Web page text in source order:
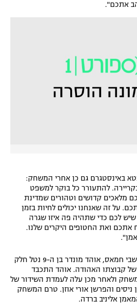
לבית עסק
אתכם".
באינסטגרם גם כן אחרי המשחק:
להתעורר כל בוקר למשפט
מלאכים קדושים וטהורים שמדינת
על זה שאנחנו יכולים לחיות בזמן
לכם כדי שתהיה פה איזו שגרה
אתכם ואת החטופים היקרים שלנו.
כחודש אחרי ששוחרר משבי חמאס, אוהד מונדר בן ה-9 נטל חלק
קבוצתו האהודה. אוהד התכבד
ולאחר מכן עלה לעמדת השידור של
ניסים והפרשן אורי אוזן. טרם המשחק
אליניב ברדה.